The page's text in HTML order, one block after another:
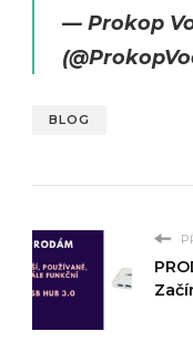
— Prokop
BLOG